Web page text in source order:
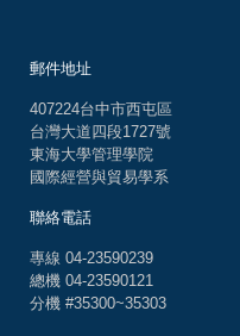
郵件地址
407224台中市西屯區
台灣大道四段1727號
東海大學管理學院
國際經營與貿易學系
聯絡電話
專線 04-23590239
總機 04-23590121
分機 #35300~35303